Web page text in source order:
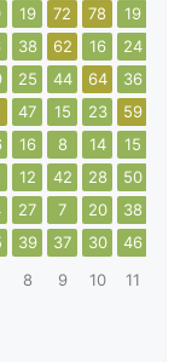
19 72 78 19
38 62 16 24
25 44 64 36
47 15 23 59
16 8 14 15
12 42 28 50
27 7 20 38
39 37 30 46
8 9 10 11